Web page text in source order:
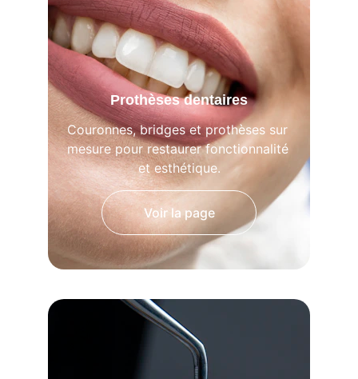
Prothèses dentaires
Couronnes, bridges et prothèses sur
mesure pour restaurer fonctionnalité
et esthétique.
Voir la page